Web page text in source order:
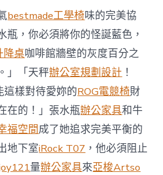
嵐
系
統
櫃
智
庫
稱
中
國
對
澳
軍
事
威
bestmade工學椅味的完美協
瓶，你必須將你的怪誕藍色，
降桌咖啡館牆壁的灰度百分之
」「天秤辦公室規劃設計 ！
這樣對待愛妳的ROG電競椅財
在的！」張水瓶辦公家具和牛
福空間成了她追求完美平衡的
地下室iRock T07 ，他必須阻止
量辦公家具來亞梭Artso